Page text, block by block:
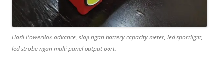
Hasil PowerBox advance, siap ngan battery capacity meter, led sportlight,
led strobe ngan multi panel output port.